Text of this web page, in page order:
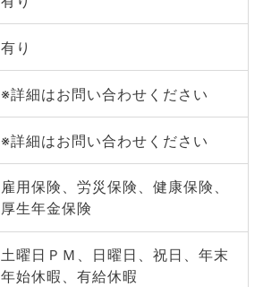
有り
※詳細はお問い合わせください
※詳細はお問い合わせください
雇用保険、労災保険、健康保険、
厚生年金保険
土曜日ＰＭ、日曜日、祝日、年末
年始休暇、有給休暇